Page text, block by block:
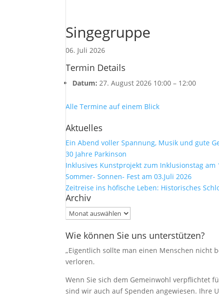
Singegruppe
06. Juli 2026
Termin Details
Datum: 27. August 2026 10:00 – 12:00
Alle Termine auf einem Blick
Aktuelles
Ein Abend voller Spannung, Musik und gute
30 Jahre Parkinson
Inklusives Kunstprojekt zum Inklusionstag am
Sommer- Sonnen- Fest am 03.Juli 2026
Zeitreise ins höfische Leben: Historisches
Archiv
Archiv
Wie können Sie uns unterstützen?
„Eigentlich sollte man einen Menschen nicht
verloren.
Wenn Sie sich dem Gemeinwohl verpflichtet
sind wir auch auf Spenden angewiesen. Ihre